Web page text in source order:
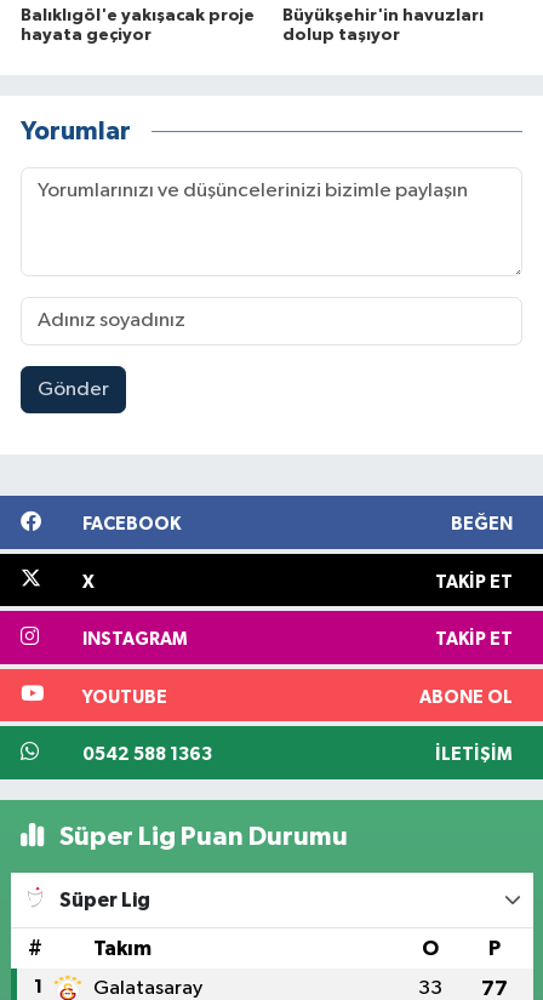
Balıklıgöl'e yakışacak proje
hayata geçiyor
Büyükşehir'in havuzları
dolup taşıyor
Yorumlar
Gönder
FACEBOOK BEĞEN
X TAKIP ET
INSTAGRAM TAKIP ET
YOUTUBE ABONE OL
0542 588 1363 İLETIŞIM
Süper Lig Puan Durumu
Süper Lig
# Takım O P
1 Galatasaray 33 77